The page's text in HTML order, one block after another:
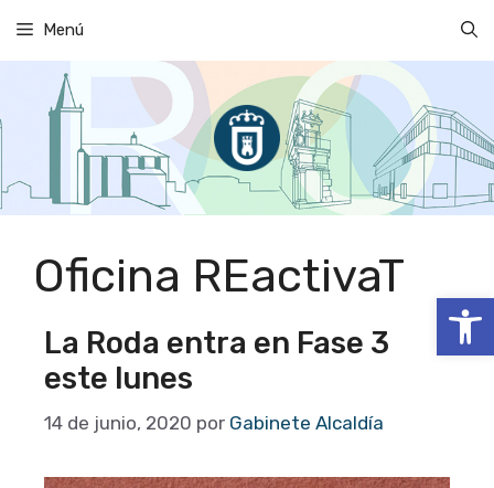
Abrir
contenido
Menú
Oficina REactivaT
La Roda entra en Fase 3
este lunes
14 de junio, 2020 por Gabinete Alcaldía